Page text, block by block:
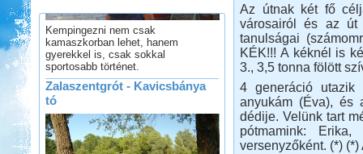
Kempingezni nem csak
kamaszkorban lehet, hanem
gyerekkel is, csak sokkal
sportosabb történet.
Zalaszentgrót - Kavicsbánya
tó
Az útnak két fő
városairól és az út
tanulságai
KÉK!!! A kéknél is
3., 3,5 tonna fölött
4 generáció utazik
anyukám (Éva), és
dédije. Velünk tart
pótmamink:
versenyzőként. (*)